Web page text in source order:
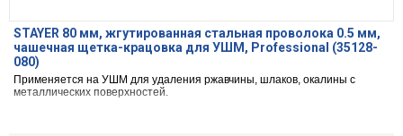
STAYER 80 мм, жгутированная стальная проволока 0.5 мм,
чашечная щетка-крацовка для УШМ, Professional (35128-
080)
Применяется на УШМ для удаления ржавчины, шлаков, окалины с
металлических поверхностей.